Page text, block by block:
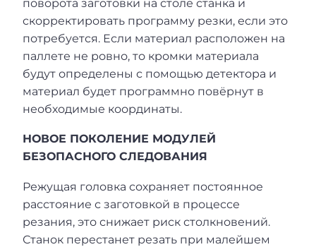
поворота заготовки на столе станка и
скорректировать программу резки, если это
потребуется. Если материал расположен на
паллете не ровно, то кромки материала
будут определены с помощью детектора и
материал будет программно повёрнут в
необходимые координаты.
НОВОЕ ПОКОЛЕНИЕ МОДУЛЕЙ
БЕЗОПАСНОГО СЛЕДОВАНИЯ
Режущая головка сохраняет постоянное
расстояние с заготовкой в процессе
резания, это снижает риск столкновений.
Станок перестанет резать при малейшем